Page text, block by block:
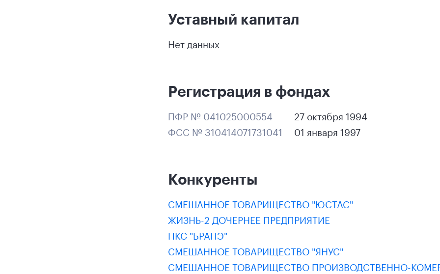
Уставный капитал
Нет данных
Регистрация в фондах
ПФР № 041025000554
27 октября 1994
ФСС № 310414071731041
01 января 1997
Конкуренты
СМЕШАННОЕ ТОВАРИЩЕСТВО "ЮСТАС"
ЖИЗНЬ-2 ДОЧЕРНЕЕ ПРЕДПРИЯТИЕ
ПКС "БРАПЭ"
СМЕШАННОЕ ТОВАРИЩЕСТВО "ЯНУС"
СМЕШАННОЕ ТОВАРИЩЕСТВО ПРОИЗВОДСТВЕННО-